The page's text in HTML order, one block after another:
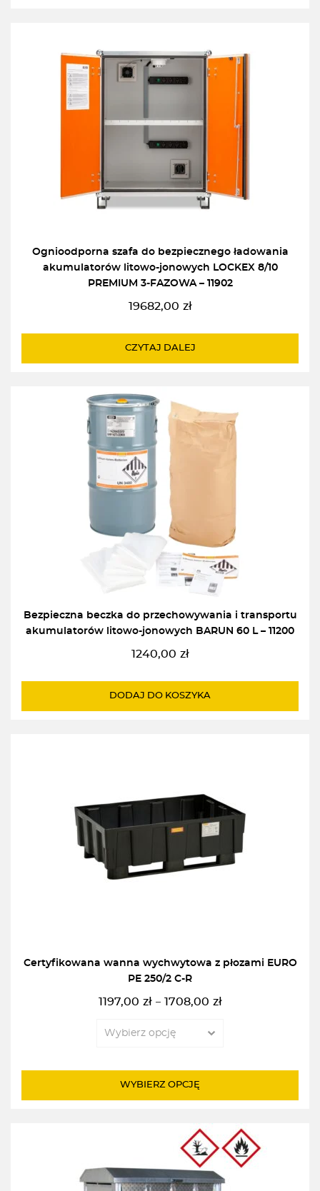
Ognioodporna szafa do bezpiecznego ładowania
akumulatorów litowo-jonowych LOCKEX 8/10
PREMIUM 3-FAZOWA – 11902
19682,00 zł
CZYTAJ DALEJ
Bezpieczna beczka do przechowywania i transportu
akumulatorów litowo-jonowych BARUN 60 L – 11200
1240,00 zł
DODAJ DO KOSZYKA
Certyfikowana wanna wychwytowa z płozami EURO
PE 250/2 C-R
1197,00 zł – 1708,00 zł
Zakres
od
do
1708,00zł
WYBIERZ OPCJĘ